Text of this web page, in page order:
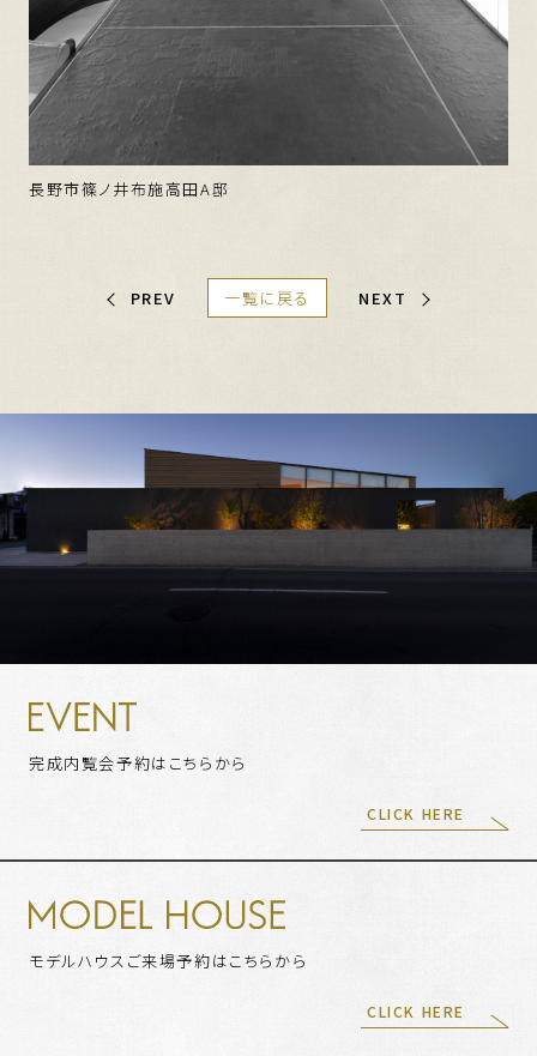
長野市篠ノ井布施高田A邸
PREV 一覧に戻る NEXT
完成内覧会予約はこちらから
CLICK HERE
モデルハウスご来場予約はこちらから
CLICK HERE